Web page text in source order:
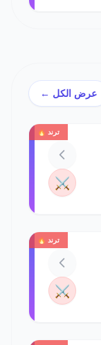
عرض الكل ←
ترند 🔥
⚔️
ترند 🔥
⚔️